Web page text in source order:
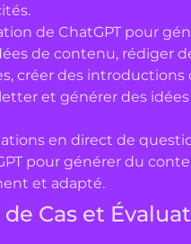
de ChatGPT pour
de contenu, rédiger
créer des introductions
et générer des
en direct de
pour générer du
et adapté.
Cas et